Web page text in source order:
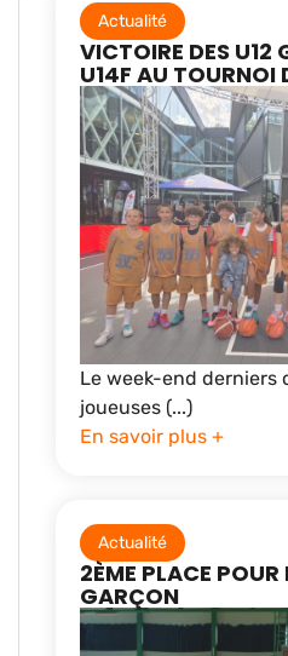
Actualité
VICTOIRE DES U12
U14F AU TOURNOI
Le week-end derniers
joueuses (...)
En savoir plus +
Actualité
2ÈME PLACE POUR
GARÇON